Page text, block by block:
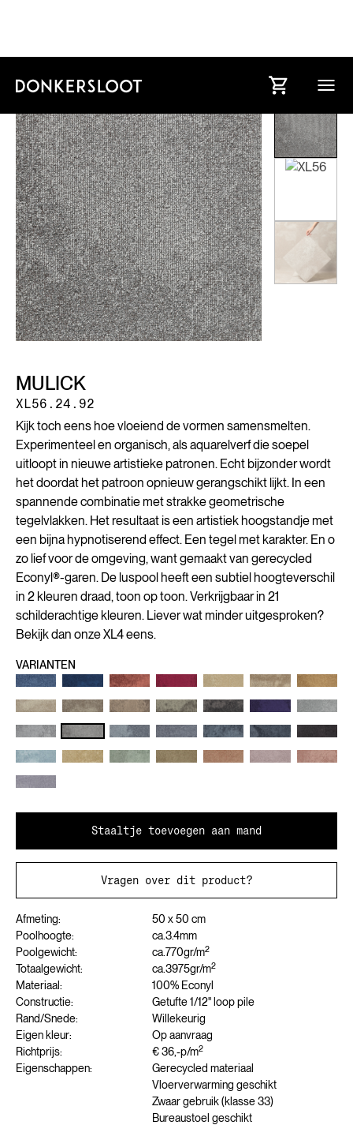
MULICK
XL56.24.92
Kijk toch eens hoe vloeiend de vormen samensmelten.
Experimenteel en organisch, als aquarelverf die soepel
uitloopt in nieuwe artistieke patronen. Echt bijzonder wordt
het doordat het patroon opnieuw gerangschikt lijkt. In een
spannende combinatie met strakke geometrische
tegelvlakken. Het resultaat is een artistiek hoogstandje met
een bijna hypnotiserend effect. Een tegel met karakter. En o
zo lief voor de omgeving, want gemaakt van gerecycled
Econyl®-garen. De luspool heeft een subtiel hoogteverschil
in 2 kleuren draad, toon op toon. Verkrijgbaar in 21
schilderachtige kleuren. Liever wat minder uitgesproken?
Bekijk dan onze XL4 eens.
VARIANTEN
Staaltje toevoegen aan mand
Vragen over dit product?
Afmeting:
50 x 50 cm
Poolhoogte:
ca.3.4mm
Poolgewicht:
ca.770gr/m2
Totaalgewicht: ca.3975gr/m2
Materiaal:
100% Econyl
Constructie:
Getufte 1/12" loop pile
Rand/Snede:
Willekeurig
Eigen kleur:
Op aanvraag
Richtprijs:
€ 36,-p/m2
Eigenschappen:
Gerecycled materiaal
Vloerverwarming geschikt
Zwaar gebruik (klasse 33)
Bureaustoel geschikt